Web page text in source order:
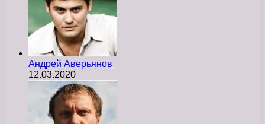
Андрей Аверьянов
12.03.2020